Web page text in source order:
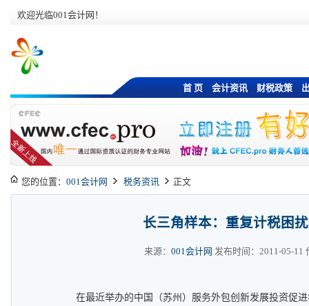
欢迎光临001会计网！
首 页 会计资讯 财税政策
您的位置： 001会计网 税务资讯 正文
长三角样本：重复计税困
来源： 001会计网 发布时间：2011-05-11
在最近举办的中国（苏州）服务外包创新发展投资促进